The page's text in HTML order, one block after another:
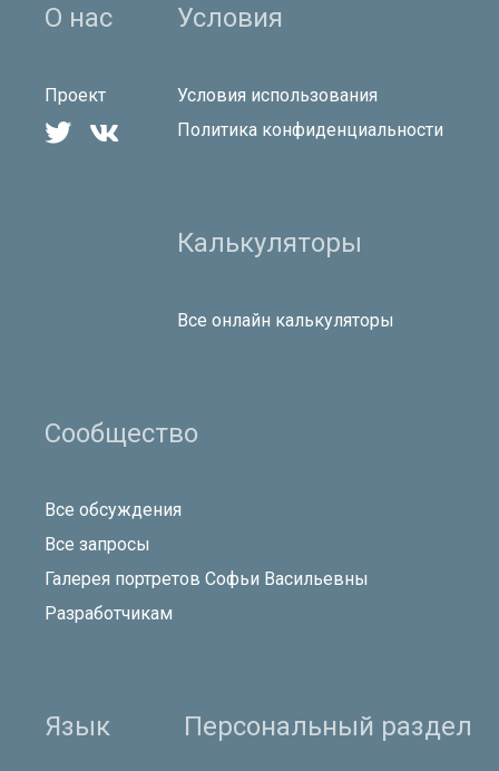
О нас
Проект
 
Условия
Условия использования
Политика конфиденциальности
Калькуляторы
Все онлайн калькуляторы
Сообщество
Все обсуждения
Все запросы
Галерея портретов Софьи Васильевны
Разработчикам
Язык Персональный раздел